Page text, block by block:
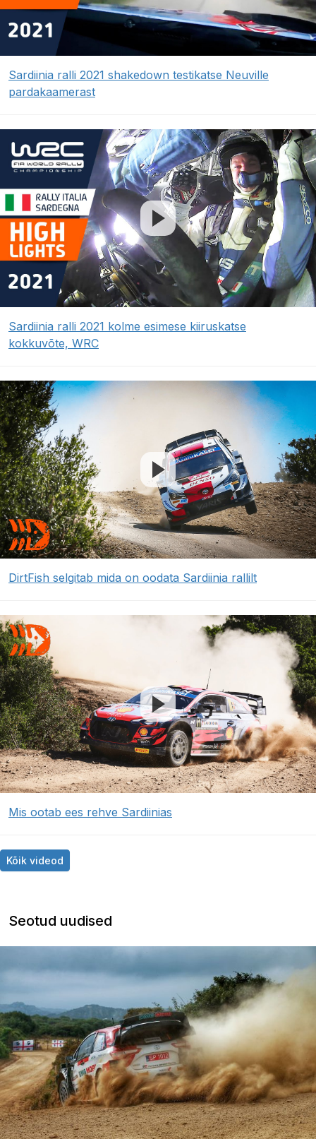
Sardiinia ralli 2021 shakedown testikatse Neuville
pardakaamerast
Sardiinia ralli 2021 kolme esimese kiiruskatse
kokkuvõte, WRC
DirtFish selgitab mida on oodata Sardiinia rallilt
Mis ootab ees rehve Sardiinias
Kõik videod
Seotud uudised